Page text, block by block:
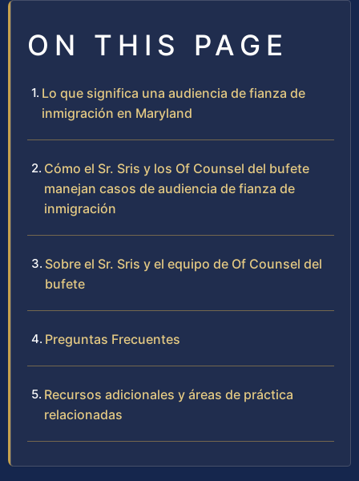
ON THIS PAGE
Lo que significa una audiencia de fianza de
inmigración en Maryland
Cómo el Sr. Sris y los Of Counsel del bufete
manejan casos de audiencia de fianza de
inmigración
Sobre el Sr. Sris y el equipo de Of Counsel del
bufete
Preguntas Frecuentes
Recursos adicionales y áreas de práctica
relacionadas